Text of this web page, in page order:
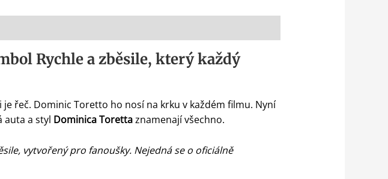
Rychle a zběsile, který každý
řeč. Dominic Toretto ho nosí na krku v každém filmu. Nyní
auta a styl Dominica Torettaznamenají všechno.
vytvořený pro fanoušky. Nejedná se o oficiálně